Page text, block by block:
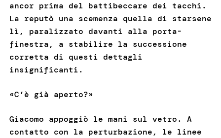
ancor prima del battibeccare dei tacchi.
La reputò una scemenza quella di starsene
lì, paralizzato davanti alla porta-
finestra, a stabilire la successione
corretta di questi dettagli
insignificanti.
«C’è già aperto?»
Giacomo appoggiò le mani sul vetro. A
contatto con la perturbazione, le linee